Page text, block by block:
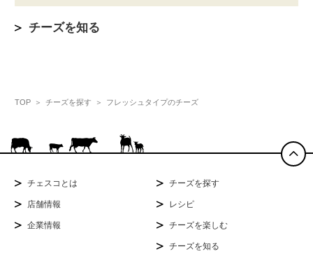
チーズを知る
TOP チーズを探す フレッシュタイプのチーズ
チェスコとは
店舗情報
企業情報
チーズを探す
レシピ
チーズを楽しむ
チーズを知る